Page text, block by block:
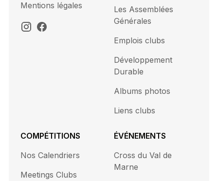
Mentions légales
Les Assemblées
Générales
Emplois clubs
Développement
Durable
Albums photos
Liens clubs
COMPÉTITIONS
Nos Calendriers
Meetings Clubs
ÉVÉNEMENTS
Cross du Val de
Marne